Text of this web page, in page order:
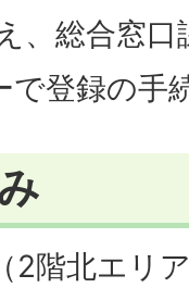
、総合窓
で登録の手
2階北エリ